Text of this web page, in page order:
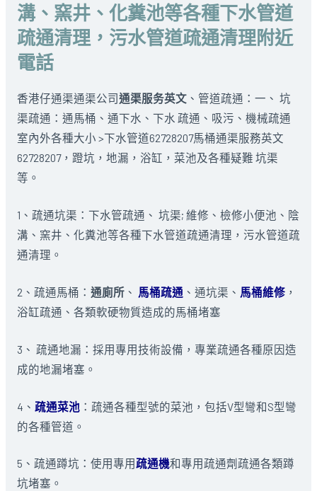
溝、窯井、化糞池等各種下水管道
疏通清理，污水管道疏通清理附近
電話
香港仔通渠通渠公司通渠服务英文、管道疏通：一、 坑
渠疏通：通馬桶、通下水、下水 疏通、吸污、機械疏通
室內外各種大小 >下水管道62728207馬桶通渠服務英文
62728207，蹬坑，地漏，浴缸，菜池及各種疑難 坑渠
等。
1、疏通坑渠：下水管疏通、 坑渠; 維修、檢修小便池、陰
溝、窯井、化糞池等各種下水管道疏通清理，污水管道疏
通清理。
2、疏通馬桶： 通廁所、 馬桶疏通 、通坑渠、 馬桶維修，
浴缸疏通、各類軟硬物質造成的馬桶堵塞
3、 疏通地漏：採用專用技術設備，專業疏通各種原因造
成的地漏堵塞。
4、 疏通菜池 ：疏通各種型號的菜池，包括V型彎和S型彎
的各種管道。
5、疏通蹲坑：使用專用疏通機和專用疏通劑疏通各類蹲
坑堵塞。